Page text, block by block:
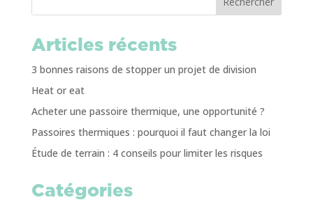
Articles récents
3 bonnes raisons de stopper un projet de division
Heat or eat
Acheter une passoire thermique, une opportunité ?
Passoires thermiques : pourquoi il faut changer la loi
Étude de terrain : 4 conseils pour limiter les risques
Catégories